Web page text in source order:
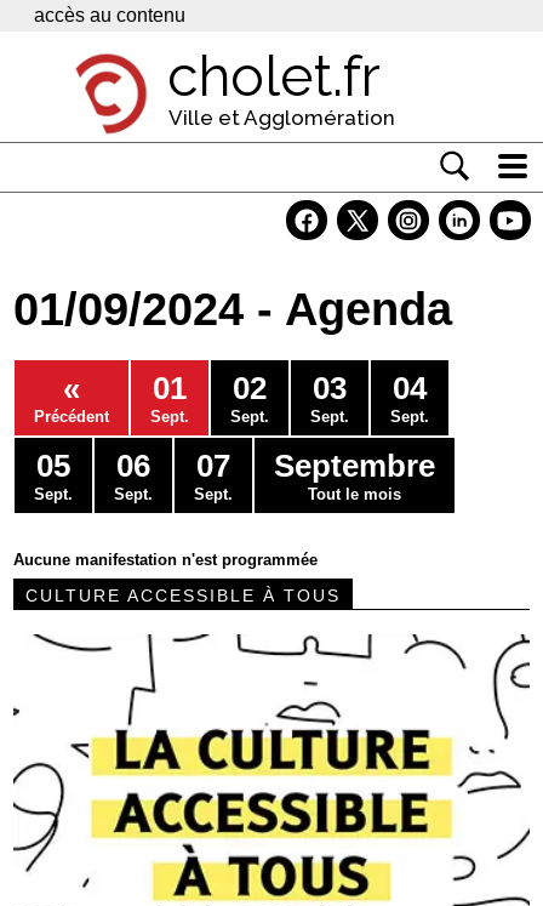
Panneau de gestion des cookies
accès au contenu
cholet.fr
Ville et Agglomération
Economie
Services
Contacts
01/09/2024 - Agenda
«
Précédent
01
Sept.
02
Sept.
03
Sept.
04
Sept.
05
Sept.
06
Sept.
07
Sept.
Septembre
Tout le mois
Aucune manifestation n'est programmée
CULTURE ACCESSIBLE À TOUS